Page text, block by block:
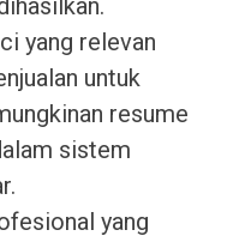
yang relevan
untuk
resume
sistem
yang